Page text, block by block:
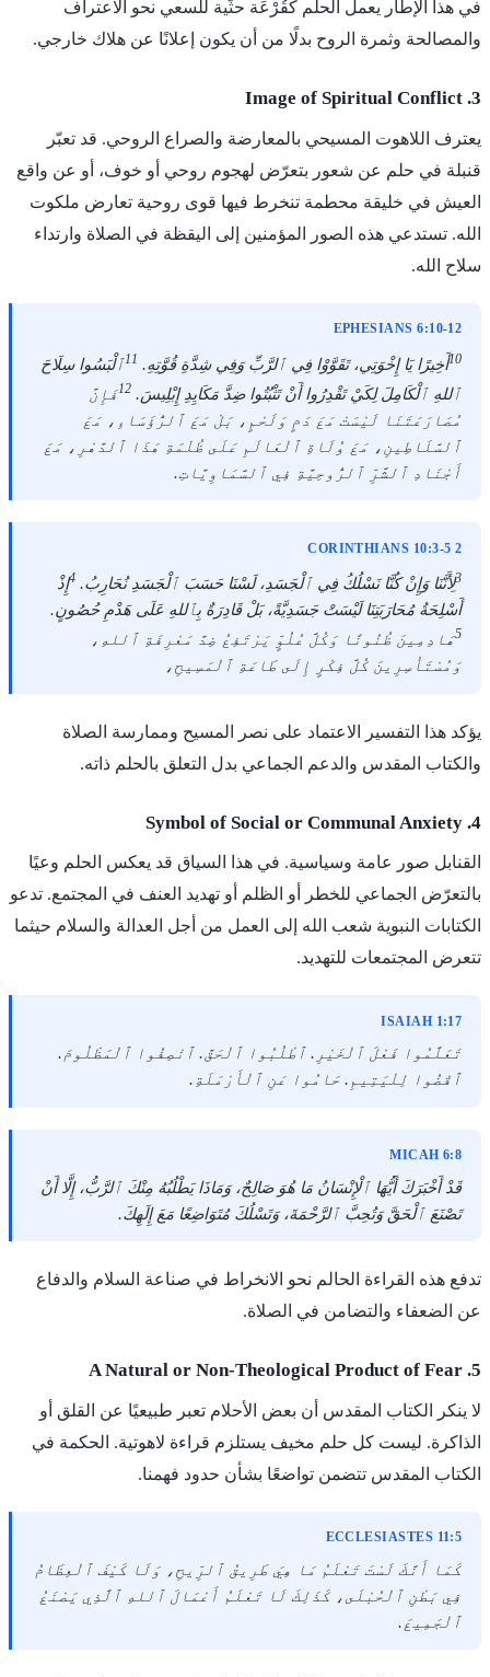
في هذا الإطار يعمل الحلم كقُرْعَة حثّية للسعي نحو الاعتراف
والمصالحة وثمرة الروح بدلًا من أن يكون إعلانًا عن هلاك خارجي.
3. Image of Spiritual Conflict
يعترف اللاهوت المسيحي بالمعارضة والصراع الروحي. قد تعبّر
قنبلة في حلم عن شعور بتعرّض لهجوم روحي أو خوف، أو عن واقع
العيش في خليقة محطمة تنخرط فيها قوى روحية تعارض ملكوت
الله. تستدعي هذه الصور المؤمنين إلى اليقظة في الصلاة وارتداء
سلاح الله.
EPHESIANS 6:10-12
10أَخِيرًا يَا إِخْوَتِي، تَقَوَّوْا فِي ٱلرَّبِّ وَفِي شِدَّةِ قُوَّتِهِ. 11ٱلْبَسُوا سِلَاحَ
ٱللهِ ٱلْكَامِلَ لِكَيْ تَقْدِرُوا أَنْ تَثْبُتُوا ضِدَّ مَكَايِدِ إِبْلِيسَ. 12فَإِنَّ
مُصَارَعَتَنَا لَيْسَتْ مَعَ دَمٍ وَلَحْمٍ، بَلْ مَعَ ٱلرُّؤَسَاءِ، مَعَ
ٱلسَّلَاطِينِ، مَعَ وُلَاةِ ٱلْعَالَمِ عَلَى ظُلْمَةِ هَذَا ٱلدَّهْرِ، مَعَ
أَجْنَادِ ٱلشَّرِّ ٱلرُّوحِيَّةِ فِي ٱلسَّمَاوِيَّاتِ.
2 CORINTHIANS 10:3-5
3لِأَنَّنَا وَإِنْ كُنَّا نَسْلُكُ فِي ٱلْجَسَدِ، لَسْنَا حَسَبَ ٱلْجَسَدِ نُحَارِبُ. 4إِذْ
أَسْلِحَةُ مُحَارَبَتِنَا لَيْسَتْ جَسَدِيَّةً، بَلْ قَادِرَةٌ بِٱللهِ عَلَى هَدْمِ حُصُونٍ.
5هَادِمِينَ ظُنُونًا وَكُلَّ عُلُوٍّ يَرْتَفِعُ ضِدَّ مَعْرِفَةِ ٱللهِ،
وَمُسْتَأْسِرِينَ كُلَّ فِكْرٍ إِلَى طَاعَةِ ٱلْمَسِيحِ،
يؤكد هذا التفسير الاعتماد على نصر المسيح وممارسة الصلاة
والكتاب المقدس والدعم الجماعي بدل التعلق بالحلم ذاته.
4. Symbol of Social or Communal Anxiety
القنابل صور عامة وسياسية. في هذا السياق قد يعكس الحلم وعيًا
بالتعرّض الجماعي للخطر أو الظلم أو تهديد العنف في المجتمع. تدعو
الكتابات النبوية شعب الله إلى العمل من أجل العدالة والسلام حيثما
تتعرض المجتمعات للتهديد.
ISAIAH 1:17
تَعَلَّمُوا فَعْلَ ٱلْخَيْرِ. ٱطْلُبُوا ٱلْحَقَّ. ٱنْصِفُوا ٱلْمَظْلُومَ.
ٱقْضُوا لِلْيَتِيمِ. حَامُوا عَنِ ٱلْأَرْمَلَةِ.
MICAH 6:8
قَدْ أَخْبَرَكَ أَيُّهَا ٱلْإِنْسَانُ مَا هُوَ صَالِحٌ، وَمَاذَا يَطْلُبُهُ مِنْكَ ٱلرَّبُّ، إِلَّا أَنْ
تَصْنَعَ ٱلْحَقَّ وَتُحِبَّ ٱلرَّحْمَةَ، وَتَسْلُكَ مُتَوَاضِعًا مَعَ إِلَهِكَ.
تدفع هذه القراءة الحالم نحو الانخراط في صناعة السلام والدفاع
عن الضعفاء والتضامن في الصلاة.
5. A Natural or Non-Theological Product of Fear
لا ينكر الكتاب المقدس أن بعض الأحلام تعبر طبيعيًا عن القلق أو
الذاكرة. ليست كل حلم مخيف يستلزم قراءة لاهوتية. الحكمة في
الكتاب المقدس تتضمن تواضعًا بشأن حدود فهمنا.
ECCLESIASTES 11:5
كَمَا أَنَّكَ لَسْتَ تَعْلَمُ مَا هِيَ طَرِيقُ ٱلرِّيحِ، وَلَا كَيْفَ ٱلْعِظَامُ
فِي بَطْنِ ٱلْحُبْلَى، كَذَلِكَ لَا تَعْلَمُ أَعْمَالَ ٱللهِ ٱلَّذِي يَصْنَعُ
ٱلْجَمِيعَ.